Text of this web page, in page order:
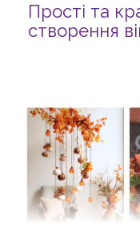
Прості та
створення